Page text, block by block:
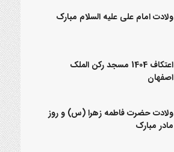
ولادت امام علی علیه السلام مبارک
اعتکاف 1404 مسجد رکن الملک
اصفهان
ولادت حضرت فاطمه زهرا (س) و روز
مادر مبارک